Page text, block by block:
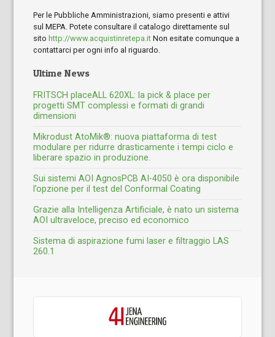
Per le Pubbliche Amministrazioni, siamo presenti e attivi
sul MEPA. Potete consultare il catalogo direttamente sul
sito http://www.acquistinretepa.it Non esitate comunque a
contattarci per ogni info al riguardo.
Ultime News
FRITSCH placeALL 620XL: la pick & place per
progetti SMT complessi e formati di grandi
dimensioni
Mikrodust AtoMik®: nuova piattaforma di test
modulare per ridurre drasticamente i tempi ciclo e
liberare spazio in produzione.
Sui sistemi AOI AgnosPCB AI-4050 è ora disponibile
l’opzione per il test del Conformal Coating
Grazie alla Intelligenza Artificiale, è nato un sistema
AOI ultraveloce, preciso ed economico
Sistema di aspirazione fumi laser e filtraggio LAS
260.1